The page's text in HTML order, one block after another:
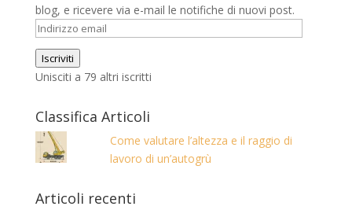
blog, e ricevere via e-mail le notifiche di nuovi post.
Indirizzo
email
Iscriviti
Unisciti a 79 altri iscritti
Classifica Articoli
Come valutare l’altezza e il raggio di
lavoro di un’autogrù
Articoli recenti